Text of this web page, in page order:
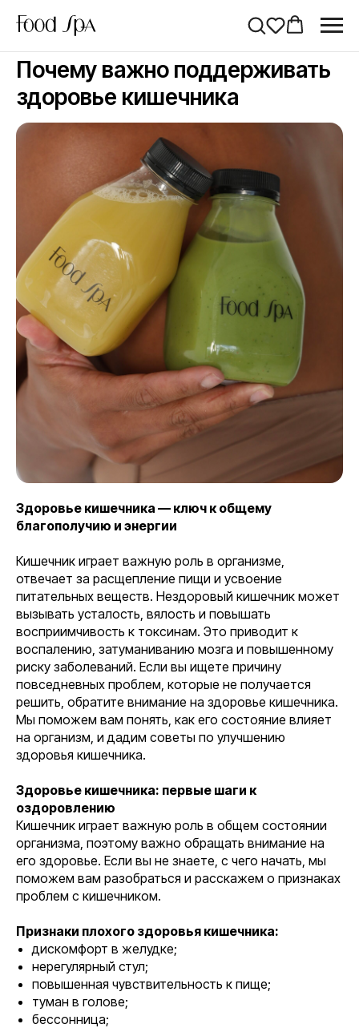
Почему важно поддерживать
здоровье кишечника
Здоровье кишечника — ключ к общему
благополучию и энергии
Кишечник играет важную роль в организме,
отвечает за расщепление пищи и усвоение
питательных веществ. Нездоровый кишечник может
вызывать усталость, вялость и повышать
восприимчивость к токсинам. Это приводит к
воспалению, затуманиванию мозга и повышенному
риску заболеваний. Если вы ищете причину
повседневных проблем, которые не получается
решить, обратите внимание на здоровье кишечника.
Мы поможем вам понять, как его состояние влияет
на организм, и дадим советы по улучшению
здоровья кишечника.
Здоровье кишечника: первые шаги к
оздоровлению
Кишечник играет важную роль в общем состоянии
организма, поэтому важно обращать внимание на
его здоровье. Если вы не знаете, с чего начать, мы
поможем вам разобраться и расскажем о признаках
проблем с кишечником.
Признаки плохого здоровья кишечника:
дискомфорт в желудке;
нерегулярный стул;
повышенная чувствительность к пище;
туман в голове;
бессонница;